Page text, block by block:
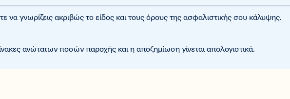
γνωρίζεις ακριβώς το είδος και τους όρους της ασφαλιστικής σου κάλυψης.
ανώτατων ποσών παροχής και η αποζημίωση γίνεται απολογιστικά.